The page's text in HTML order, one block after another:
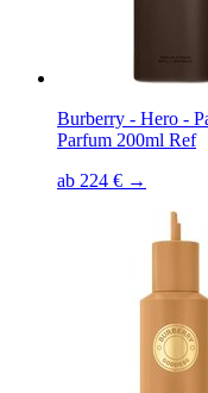
Burberry - Hero -
Parfum 200ml Ref
ab 224 € →